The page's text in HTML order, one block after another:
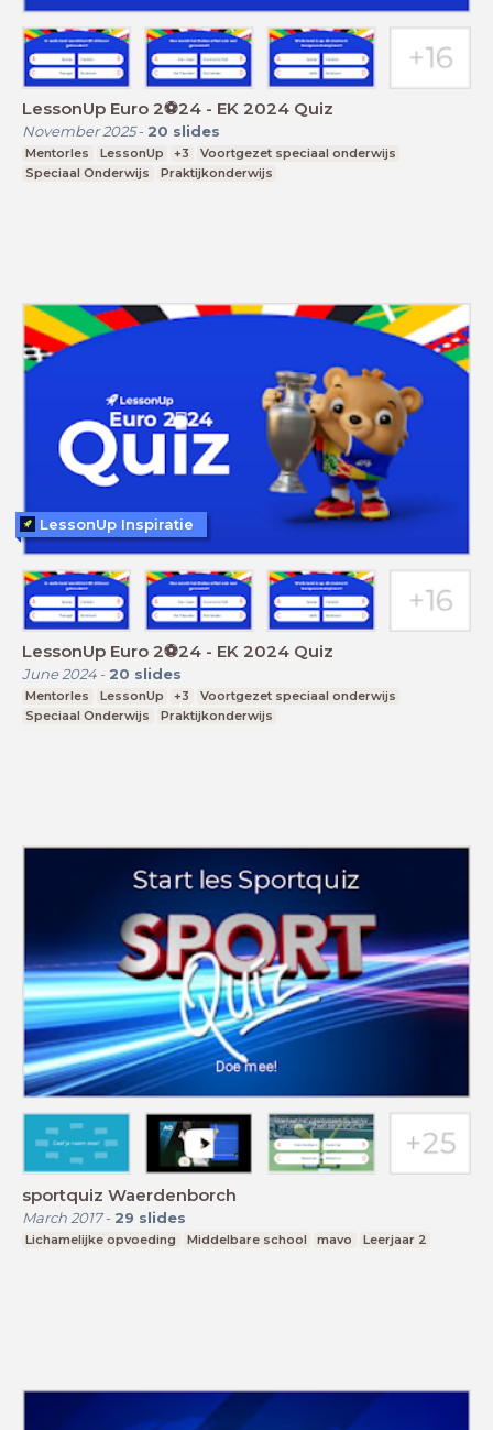
LessonUp Euro 2⚽️24 - EK 2024 Quiz
November 2025- 20 slides
Mentorles LessonUp +3
Voortgezet speciaal onderwijs
Speciaal Onderwijs
Praktijkonderwijs
LessonUp Euro 2⚽️24 - EK 2024 Quiz
June 2024- 20 slides
Mentorles LessonUp +3
Voortgezet speciaal onderwijs
Speciaal Onderwijs
Praktijkonderwijs
LessonUp Inspiratie
sportquiz Waerdenborch
March 2017- 29 slides
Lichamelijke opvoeding Middelbare school mavo Leerjaar 2